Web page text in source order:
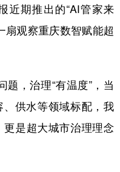
期推出的“AI管家来
扇观察重庆数智赋能超
，治理“有温度”，当
供水等领域标配，我
是超大城市治理理念